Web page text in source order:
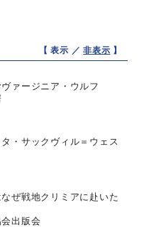
【 表示 ／非表示 】
ァージニア・ウルフ
タ・サックヴィル＝ウェス
ぜ戦地クリミアに赴いた
出版会